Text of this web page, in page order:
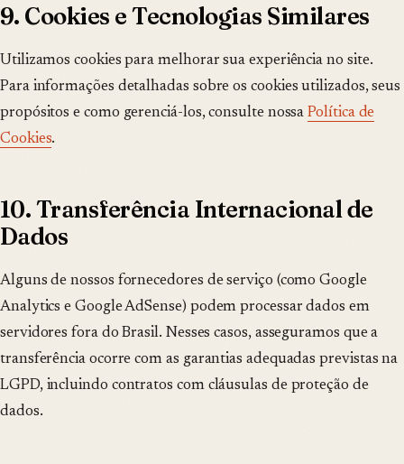
9. Cookies e Tecnologias Similares
Utilizamos cookies para melhorar sua experiência no site.
Para informações detalhadas sobre os cookies utilizados, seus
propósitos e como gerenciá-los, consulte nossaPolítica de
Cookies.
10. Transferência Internacional de
Dados
Alguns de nossos fornecedores de serviço (como Google
Analytics e Google AdSense) podem processar dados em
servidores fora do Brasil. Nesses casos, asseguramos que a
transferência ocorre com as garantias adequadas previstas na
LGPD, incluindo contratos com cláusulas de proteção de
dados.